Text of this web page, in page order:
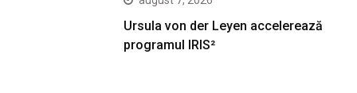
Ursula von der Leyen accelerează
programul IRIS²